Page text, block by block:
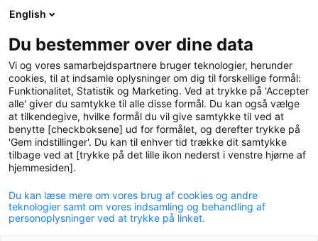
logo
circle
When we pay pension and
insurance benefits
English
Du bestemmer over dine data
Vi og vores samarbejdspartnere bruger teknologier, herunder
cookies, til at indsamle oplysninger om dig til forskellige formål:
Funktionalitet, Statistik og Marketing. Ved at trykke på 'Accepter
alle' giver du samtykke til alle disse formål. Du kan også vælge
at tilkendegive, hvilke formål du vil give samtykke til ved at
benytte [checkboksene] ud for formålet, og derefter trykke på
'Gem indstillinger'. Du kan til enhver tid trække dit samtykke
tilbage ved at [trykke på det lille ikon nederst i venstre hjørne af
hjemmesiden].
Du kan læse mere om vores brug af cookies og andre
teknologier samt om vores indsamling og behandling af
personoplysninger ved at trykke på linket.